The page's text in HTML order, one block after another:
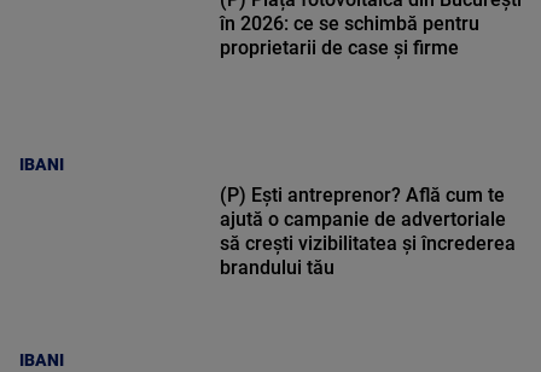
IBANI
în 2026: ce se schimbă pentru
proprietarii de case și firme
IBANI
(P) Ești antreprenor? Află cum te
ajută o campanie de advertoriale
să crești vizibilitatea și încrederea
brandului tău